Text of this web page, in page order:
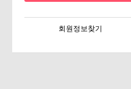
회원정보찾기